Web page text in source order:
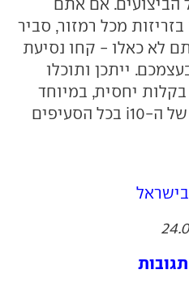
הביצועים. אם אתם
מכל רמזור, סביר
לא כאלו - קחו נסיעת
ייתכן ותוכלו
יחסית, במיוחד
לאור היתרונות הברורים של ה-i10 בכל הסעיפים
בישראל